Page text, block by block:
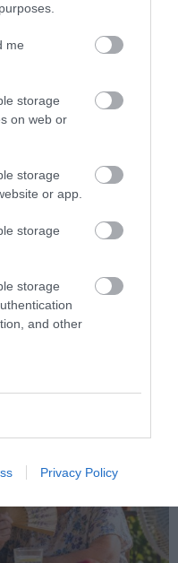
me
storage
on web or
storage
or app.
storage
storage
and other
Privacy Policy
EL ELŐBB A
– LEHET, HOGY A
ESTÉRE MAGÁHOZ